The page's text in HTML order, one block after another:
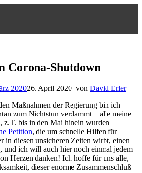
Corona-Shutdown
202026. April 2020 von David Erler
Maßnahmen der Regierung bin ich
zum Nichtstun verdammt – alle meine
z.T. bis in den Mai hinein wurden
Petition, die um schnelle Hilfen für
in diesen unsicheren Zeiten wirbt, einen
und ich will auch hier noch einmal jedem
Herzen danken! Ich hoffe für uns alle,
dieser enorme Zusammenschluß